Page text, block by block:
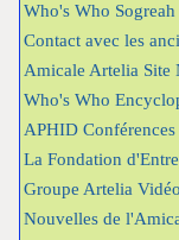
Who's Who Sogreah
Contact avec les
Amicale Artelia Site
Who's Who
APHID Conférences
La Fondation
Groupe Artelia
Nouvelles de